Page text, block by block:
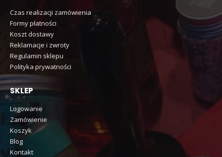
Czas realizacji zamówienia
Formy płatności
Koszt dostawy
Reklamacje i zwroty
Regulamin sklepu
Polityka prywatności
SKLEP
Logowanie
Zamówienie
Koszyk
Blog
Kontakt